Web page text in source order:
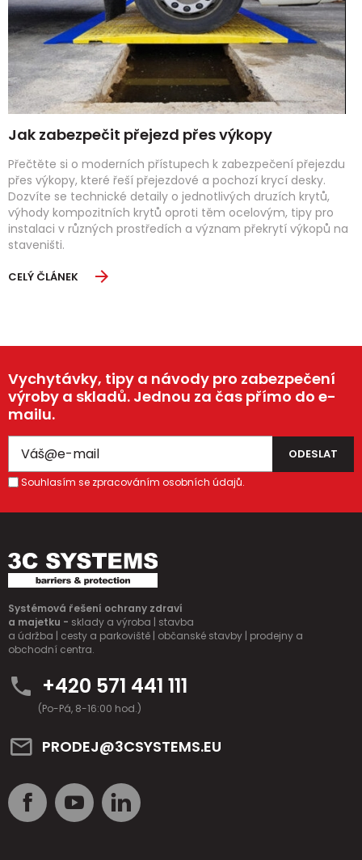
Jak zabezpečit přejezd přes výkopy
Přečtěte si o moderních přístupech k zabezpečení přejezdu
přes výkopy, které řeší přejezdové a pochozí krycí desky.
Dozvíte se technické detaily o jednotlivých druzích krytů,
výhody kompozitních krytů oproti těm ocelovým, tipy pro
instalaci v různých prostředích a význam překrytí výkopů na
staveništi.
CELÝ ČLÁNEK
Vychytávky, tipy a návody pro zabezpečení
výroby a skladů. Jednou za čas přímo do e-
mailu.
Souhlasím se zpracováním osobních údajů.
Systémová řešení ochrany zdraví
a majetku - sklady a výroba | stavba
a údržba | cesty a parkoviště | občanské stavby | prodejny a
obchodní centra.
+420 571 441 111
(Po-Pá, 8-16:00 hod.)
PRODEJ@3CSYSTEMS.EU